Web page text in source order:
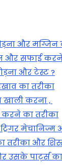
और मग्जिन
और सफाई
और टेस्ट ?
का तरीका
खाली करना ,
करने का तरीका
तरीका और
उसके पार्ट्स